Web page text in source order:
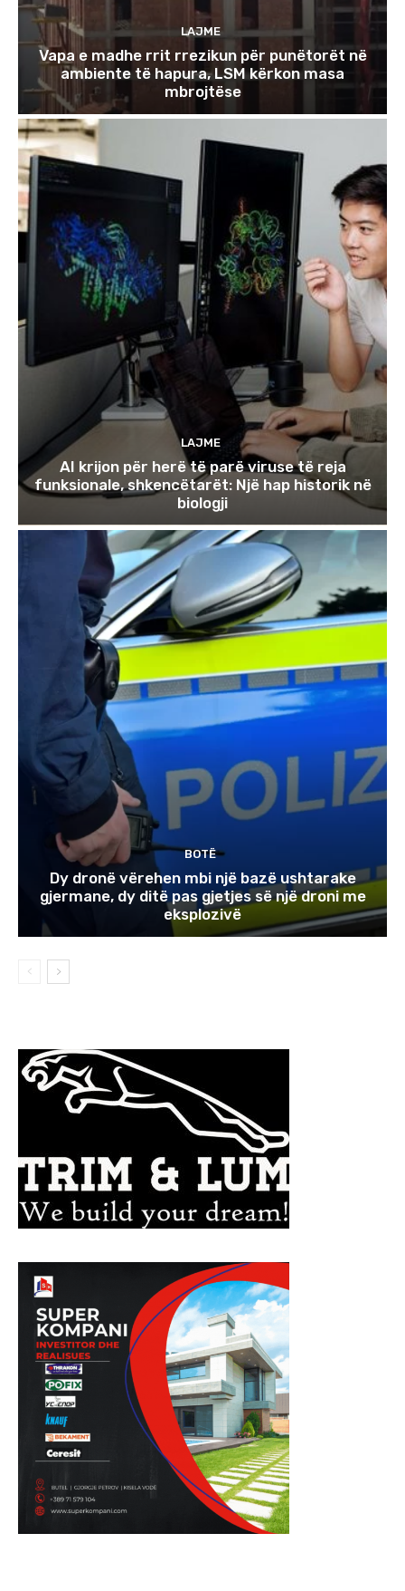
LAJME
Vapa e madhe rrit rrezikun për punëtorët në
ambiente të hapura, LSM kërkon masa
mbrojtëse
LAJME
AI krijon për herë të parë viruse të reja
funksionale, shkencëtarët: Një hap historik në
biologji
BOTË
Dy dronë vërehen mbi një bazë ushtarake
gjermane, dy ditë pas gjetjes së një droni me
eksplozivë